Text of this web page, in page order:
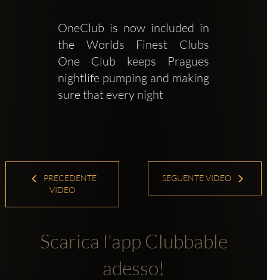
OneClub is now included in
the Worlds Finest Clubs
One Club keeps Pragues
nightlife pumping and making
sure that every night
PRECEDENTE
VIDEO
SEGUENTE VIDEO
Scarica l'app Clubbable
adesso!